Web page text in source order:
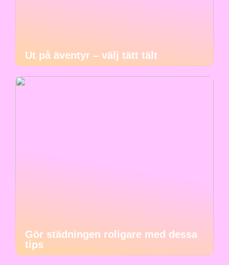
Ut på äventyr – välj tätt tält
Gör städningen roligare med dessa
tips